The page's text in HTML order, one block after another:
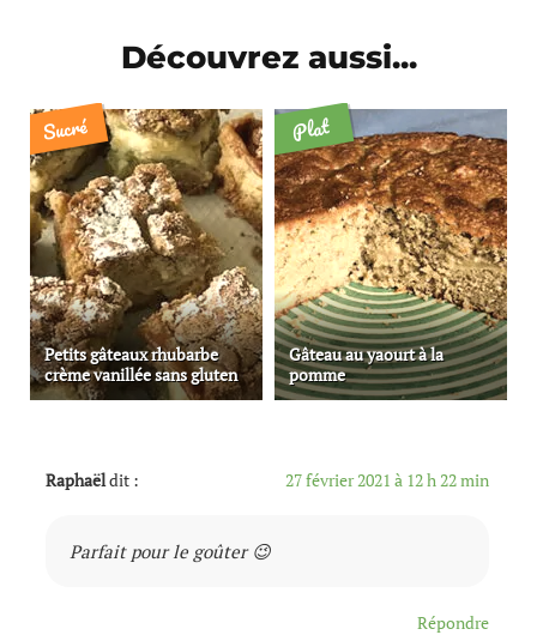
Découvrez aussi...
Sucré
Petits gâteaux rhubarbe
crème vanillée sans gluten
Plat
Gâteau au yaourt à la
pomme
Raphaëldit : 27 février 2021 à 12 h 22 min
Parfait pour le goûter 😉
Répondre